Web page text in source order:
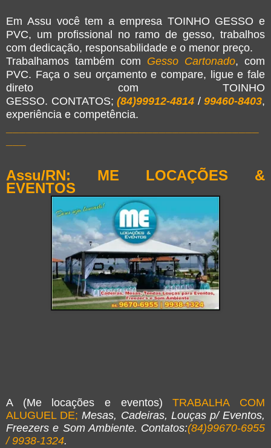
Em Assu você tem a empresa TOINHO GESSO e
PVC, um profissional no ramo de gesso, trabalhos
com dedicação, responsabilidade e o menor preço.
Trabalhamos também com Gesso Cartonado, com
PVC. Faça o seu orçamento e compare, ligue e fale
direto com TOINHO
GESSO. CONTATOS; (84)99912-4814 / 99460-8403,
experiência e competência.
Assu/RN: ME LOCAÇÕES &
EVENTOS
A (Me locações e eventos)TRABALHA COM
ALUGUEL DE; Mesas, Cadeiras, Louças p/ Eventos,
Freezers e Som Ambiente. Contatos:(84)99670-6955
/ 9938-1324.